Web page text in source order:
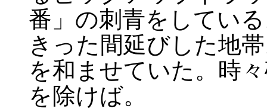
番」の刺青をしてい
きった間延びした地
を和ませていた。時
を除けば。